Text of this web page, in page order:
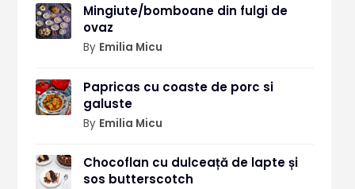
Mingiute/bomboane din fulgi de
ovaz
By Emilia Micu
Papricas cu coaste de porc si
galuste
By Emilia Micu
Chocoflan cu dulceață de lapte și
sos butterscotch